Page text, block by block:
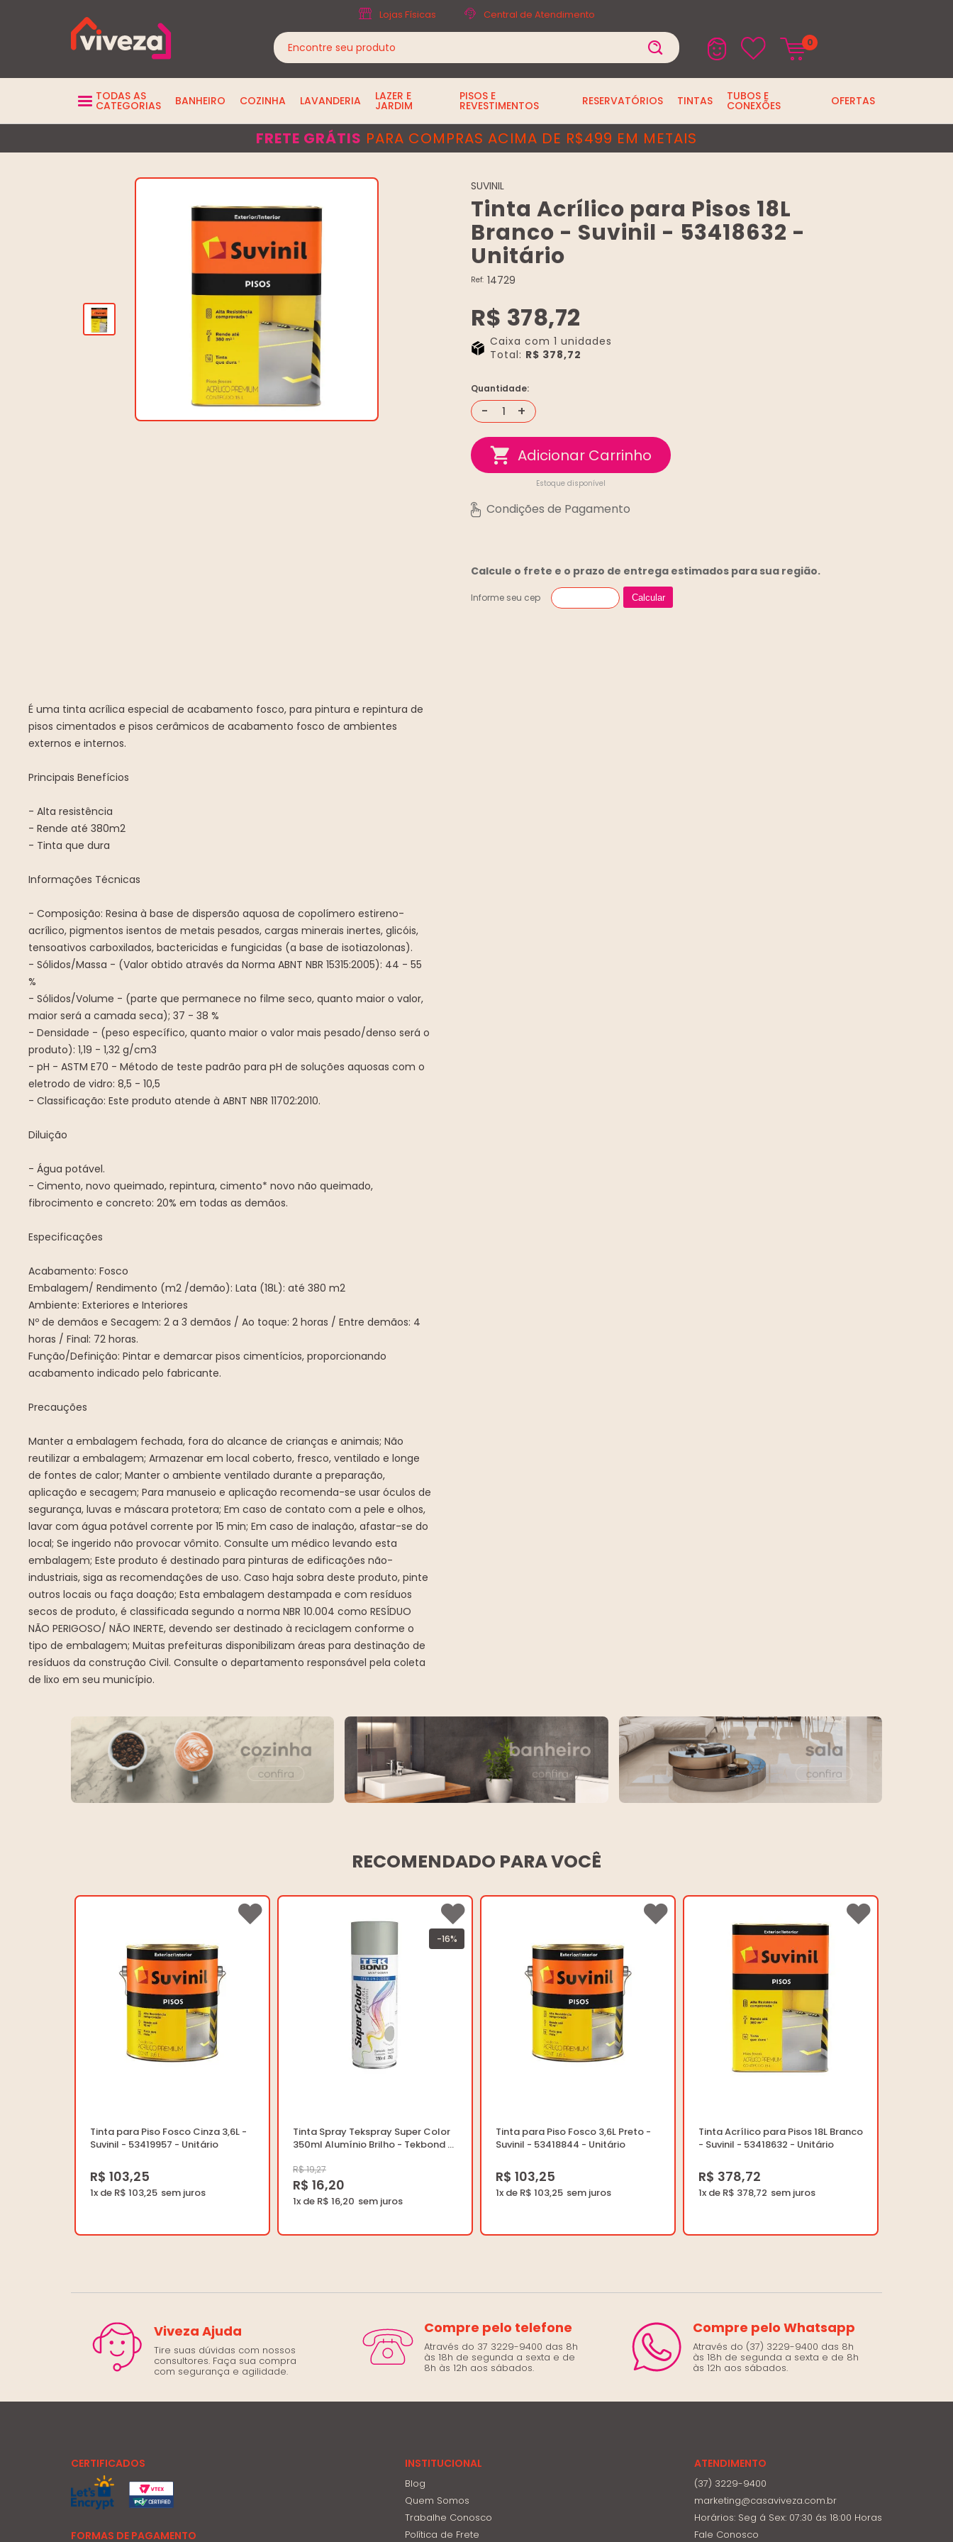
Lojas Físicas Central de Atendimento
0
TODAS AS
CATEGORIAS BANHEIRO COZINHA LAVANDERIA LAZER E
JARDIM
PISOS E
REVESTIMENTOS RESERVATÓRIOS TINTAS TUBOS E
CONEXÕES OFERTAS
FRETE GRÁTIS PARA COMPRAS ACIMA DE R$499 EM METAIS
SUVINIL
Tinta Acrílico para Pisos 18L
Branco - Suvinil - 53418632 -
Unitário
Ref: 14729
R$ 378,72
Caixa com 1 unidades
Total: R$ 378,72
Quantidade:
- +
Estoque disponível
Calcule o frete e o prazo de entrega estimados para sua região.
Informe seu cep Calcular
É uma tinta acrílica especial de acabamento fosco, para pintura e repintura de
pisos cimentados e pisos cerâmicos de acabamento fosco de ambientes
externos e internos.
Principais Benefícios
- Alta resistência
- Rende até 380m2
- Tinta que dura
Informações Técnicas
- Composição: Resina à base de dispersão aquosa de copolímero estireno-
acrílico, pigmentos isentos de metais pesados, cargas minerais inertes, glicóis,
tensoativos carboxilados, bactericidas e fungicidas (a base de isotiazolonas).
- Sólidos/Massa - (Valor obtido através da Norma ABNT NBR 15315:2005): 44 - 55
%
- Sólidos/Volume - (parte que permanece no filme seco, quanto maior o valor,
maior será a camada seca); 37 - 38 %
- Densidade - (peso específico, quanto maior o valor mais pesado/denso será o
produto): 1,19 - 1,32 g/cm3
- pH - ASTM E70 - Método de teste padrão para pH de soluções aquosas com o
eletrodo de vidro: 8,5 - 10,5
- Classificação: Este produto atende à ABNT NBR 11702:2010.
Diluição
- Água potável.
- Cimento, novo queimado, repintura, cimento* novo não queimado,
fibrocimento e concreto: 20% em todas as demãos.
Especificações
Acabamento: Fosco
Embalagem/ Rendimento (m2 /demão): Lata (18L): até 380 m2
Ambiente: Exteriores e Interiores
Nº de demãos e Secagem: 2 a 3 demãos / Ao toque: 2 horas / Entre demãos: 4
horas / Final: 72 horas.
Função/Definição: Pintar e demarcar pisos cimentícios, proporcionando
acabamento indicado pelo fabricante.
Precauções
Manter a embalagem fechada, fora do alcance de crianças e animais; Não
reutilizar a embalagem; Armazenar em local coberto, fresco, ventilado e longe
de fontes de calor; Manter o ambiente ventilado durante a preparação,
aplicação e secagem; Para manuseio e aplicação recomenda-se usar óculos de
segurança, luvas e máscara protetora; Em caso de contato com a pele e olhos,
lavar com água potável corrente por 15 min; Em caso de inalação, afastar-se do
local; Se ingerido não provocar vômito. Consulte um médico levando esta
embalagem; Este produto é destinado para pinturas de edificações não-
industriais, siga as recomendações de uso. Caso haja sobra deste produto, pinte
outros locais ou faça doação; Esta embalagem destampada e com resíduos
secos de produto, é classificada segundo a norma NBR 10.004 como RESÍDUO
NÃO PERIGOSO/ NÃO INERTE, devendo ser destinado à reciclagem conforme o
tipo de embalagem; Muitas prefeituras disponibilizam áreas para destinação de
resíduos da construção Civil. Consulte o departamento responsável pela coleta
de lixo em seu município.
RECOMENDADO PARA VOCÊ
Tinta para Piso Fosco Cinza 3,6L -
Suvinil - 53419957 - Unitário
R$ 103,25
1x de R$ 103,25
-16%
Tinta Spray Tekspray Super Color
350ml Alumínio Brilho - Tekbond -
R$ 19,27
R$ 16,20
1x de R$ 16,20
Tinta para Piso Fosco 3,6L Preto -
Suvinil - 53418844 - Unitário
R$ 103,25
1x de R$ 103,25
Tinta Acrílico para Pisos 18L Branco
- Suvinil - 53418632 - Unitário
R$ 378,72
1x de R$ 378,72
Viveza Ajuda
Tire suas dúvidas com nossos
consultores. Faça sua compra
com segurança e agilidade.
Compre pelo telefone
Através do 37 3229-9400 das 8h
às 18h de segunda a sexta e de
8h às 12h aos sábados.
Compre pelo Whatsapp
Através do (37) 3229-9400 das 8h
às 18h de segunda a sexta e de 8h
às 12h aos sábados.
CERTIFICADOS
FORMAS DE PAGAMENTO
INSTITUCIONAL
Blog
Quem Somos
Trabalhe Conosco
Política de Frete
ATENDIMENTO
(37) 3229-9400
marketing@casaviveza.com.br
Horários: Seg á Sex: 07:30 ás 18:00 Horas
Fale Conosco